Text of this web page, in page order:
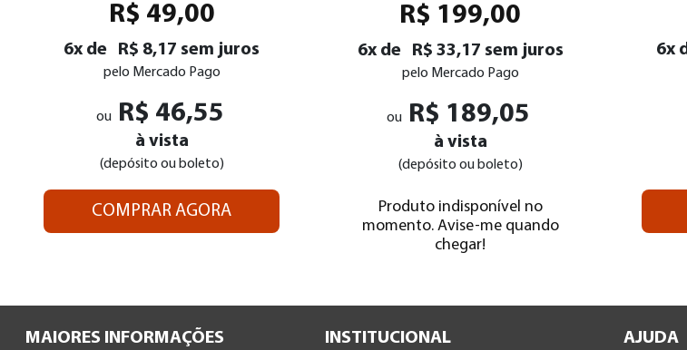
R$ 49,00
6x de R$ 8,17 sem juros
pelo Mercado Pago
ou R$ 46,55
à vista
(depósito ou boleto)
COMPRAR AGORA
R$ 199,00
6x de R$ 33,17 sem juros
pelo Mercado Pago
ou R$ 189,05
à vista
(depósito ou boleto)
Produto indisponível no
momento. Avise-me quando
chegar!
6x
MAIORES INFORMAÇÕES INSTITUCIONAL AJUDA